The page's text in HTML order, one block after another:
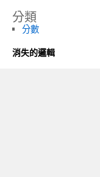
分類
分數
消失的邏輯